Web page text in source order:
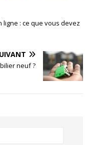
: ce que vous devez
neuf ?